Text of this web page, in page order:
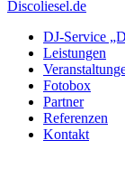
Discoliesel.de
DJ-Service
Leistungen
Fotobox
Partner
Referenzen
Kontakt